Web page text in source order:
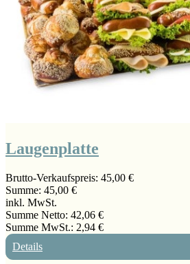
Laugenplatte
Brutto-Verkaufspreis: 45,00 €
Summe: 45,00 €
inkl. MwSt.
Summe Netto: 42,06 €
Summe MwSt.: 2,94 €
Details